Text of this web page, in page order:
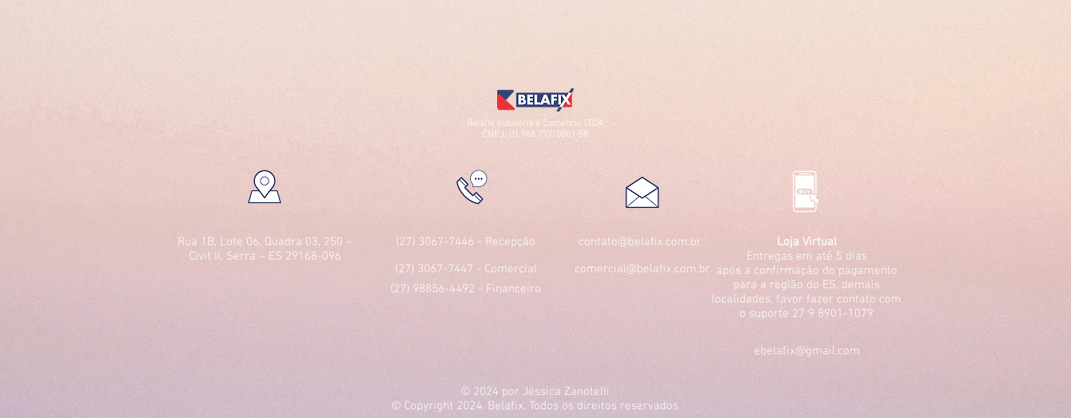
Belafix Industria e Comercio LTDA
CNPJ: 01.968.797/0001-88
Rua 1B, Lote 06, Quadra 03, 250 –
Civit II, Serra – ES 29168-096
contato@belafix.com.br
Loja Virtual
Entregas em até 5 dias
após a confirmação do pagamento
para a região do ES, demais
localidades, favor fazer contato com
o suporte 27 9 8901-1079
(27) 3067-7447 - Comercial
(27) 98856-4492 - Financeiro
comercial@belafix.com.br
(27) 3067-7446 - Recepção
ebelafix@gmail.com
© 2024 por Jéssica Zanotelli
© Copyright 2024. Belafix. Todos os direitos reservados